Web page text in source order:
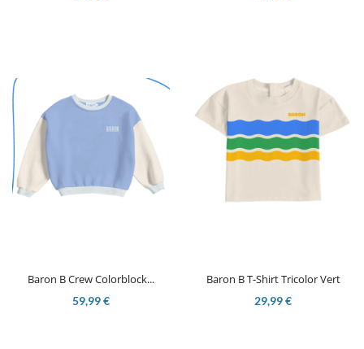
Baron B Crew Colorblock...
59,99 €
Baron B T-Shirt Tricolor Vert
29,99 €